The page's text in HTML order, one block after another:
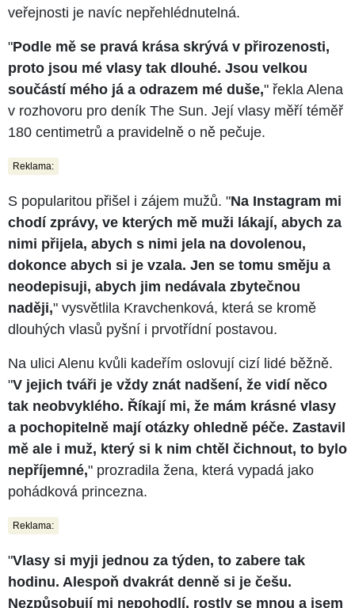
veřejnosti je navíc nepřehlédnutelná.
"Podle mě se pravá krása skrývá v přirozenosti,
proto jsou mé vlasy tak dlouhé. Jsou velkou
součástí mého já a odrazem mé duše," řekla Alena
v rozhovoru pro deník The Sun. Její vlasy měří téměř
180 centimetrů a pravidelně o ně pečuje.
Reklama:
S popularitou přišel i zájem mužů. "Na Instagram mi
chodí zprávy, ve kterých mě muži lákají, abych za
nimi přijela, abych s nimi jela na dovolenou,
dokonce abych si je vzala. Jen se tomu směju a
neodepisuji, abych jim nedávala zbytečnou
naději," vysvětlila Kravchenková, která se kromě
dlouhých vlasů pyšní i prvotřídní postavou.
Na ulici Alenu kvůli kadeřím oslovují cizí lidé běžně.
"V jejich tváři je vždy znát nadšení, že vidí něco
tak neobvyklého. Říkají mi, že mám krásné vlasy
a pochopitelně mají otázky ohledně péče. Zastavil
mě ale i muž, který si k nim chtěl čichnout, to bylo
nepříjemné," prozradila žena, která vypadá jako
pohádková princezna.
Reklama:
"Vlasy si myji jednou za týden, to zabere tak
hodinu. Alespoň dvakrát denně si je češu.
Nezpůsobují mi nepohodlí, rostly se mnou a jsem